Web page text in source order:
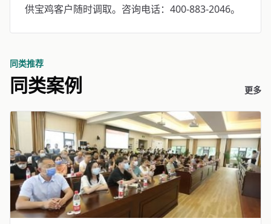
供宝鸡客户随时调取。咨询电话：400-883-2046。
同类推荐
同类案例 更多